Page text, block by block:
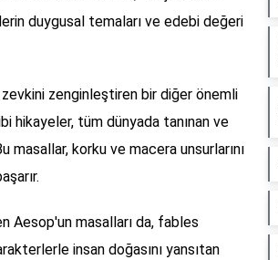
duygusal temaları ve edebi değeri
zenginleştiren bir diğer önemli
hikayeler, tüm dünyada tanınan ve
korku ve macera unsurlarını
Aesop'un masalları da, fables
insan doğasını yansıtan